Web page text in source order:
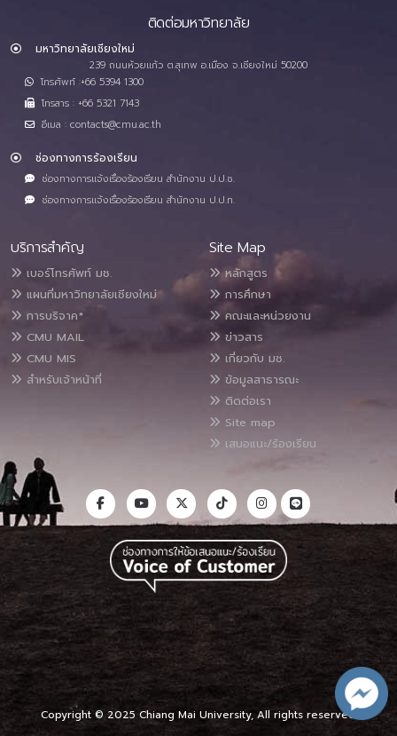
ติดต่อมหาวิทยาลัย
มหาวิทยาลัยเชียงใหม่
239 ถนนห้วยแก้ว ต.สุเทพ อ.เมือง จ.เชียงใหม่ 50200
โทรศัพท์ :+66 5394 1300
โทรสาร : +66 5321 7143
อีเมล : contacts@cmu.ac.th
ช่องทางการร้องเรียน
ช่องทางการแจ้งเรื่องร้องเรียน สำนักงาน ป.ป.ช.
ช่องทางการแจ้งเรื่องร้องเรียน สำนักงาน ป.ป.ท.
บริการสำคัญ
เบอร์โทรศัพท์ มช.
แผนที่มหาวิทยาลัยเชียงใหม่
การบริจาค*
CMU MAIL
CMU MIS
สำหรับเจ้าหน้าที่
Site Map
หลักสูตร
การศึกษา
คณะและหน่วยงาน
ข่าวสาร
เกี่ยวกับ มช.
ข้อมูลสาธารณะ
ติดต่อเรา
Site map
เสนอแนะ/ร้องเรียน
Copyright © 2025 Chiang Mai University, All rights reserved.